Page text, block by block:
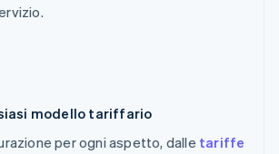
modello tariffario
per ogni aspetto, dalle tariffe